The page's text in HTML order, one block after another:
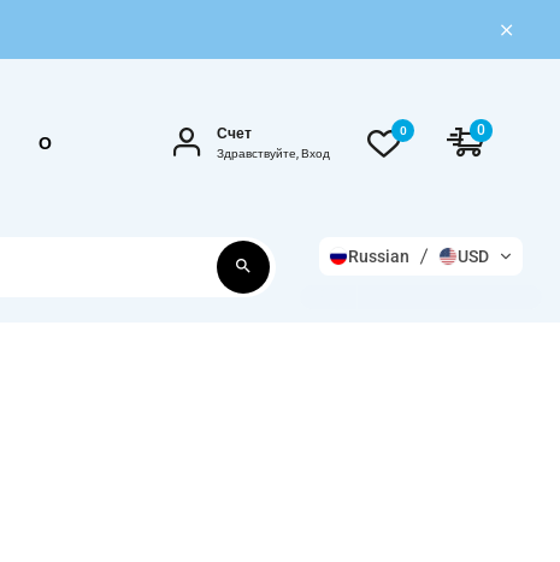
О Счет
Здравствуйте, Вход
0 0
Russian USD